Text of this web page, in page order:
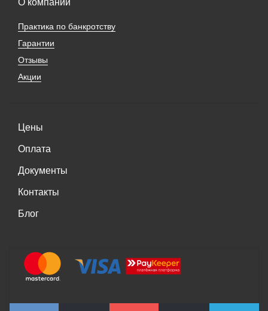
О компании
Практика по банкротству
Гарантии
Отзывы
Акции
Цены
Оплата
Документы
Контакты
Блог